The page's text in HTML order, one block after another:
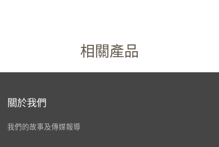
相關產品
關於我們
我們的故事及傳媒報導